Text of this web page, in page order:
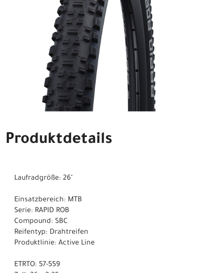
Produktdetails
Laufradgröße: 26"
Einsatzbereich: MTB
Serie: RAPID ROB
Compound: SBC
Reifentyp: Drahtreifen
Produktlinie: Active Line
ETRTO: 57-559